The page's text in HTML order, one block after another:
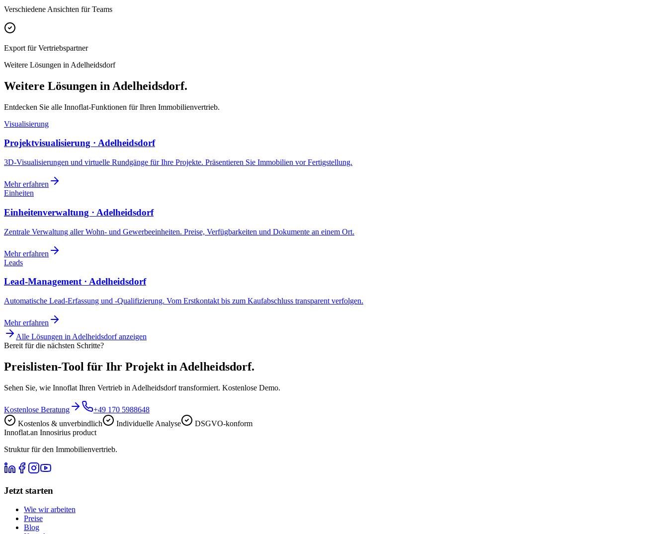
Verschiedene Ansichten für Teams
Export für Vertriebspartner
Weitere Lösungen in Adelheidsdorf
Weitere Lösungen in Adelheidsdorf.
Entdecken Sie alle Innoflat-Funktionen für Ihren Immobilienvertrieb.
Visualisierung
Projektvisualisierung · Adelheidsdorf
3D-Visualisierungen und virtuelle Rundgänge für Ihre Projekte. Präsentieren Sie Immobilien vor Fertigstellung.
Mehr erfahren
Einheiten
Einheitenverwaltung · Adelheidsdorf
Zentrale Verwaltung aller Wohn- und Gewerbeeinheiten. Preise, Verfügbarkeiten und Dokumente an einem Ort.
Mehr erfahren
Leads
Lead-Management · Adelheidsdorf
Automatische Lead-Erfassung und -Qualifizierung. Vom Erstkontakt bis zum Kaufabschluss transparent verfolgen.
Mehr erfahren
Alle Lösungen in Adelheidsdorfanzeigen
Bereit für die nächsten Schritte?
Preislisten-Tool für Ihr Projekt in Adelheidsdorf.
Sehen Sie, wie Innoflat Ihren Vertrieb in Adelheidsdorf transformiert. Kostenlose Demo.
Kostenlose Beratung
+49 170 5988648
Kostenlos & unverbindlich
Individuelle Analyse
DSGVO-konform
Innoflat.an Innosirius product
Struktur für den Immobilienvertrieb.
Jetzt starten
Wie wir arbeiten
Preise
Blog